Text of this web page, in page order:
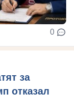
0
за
отказал